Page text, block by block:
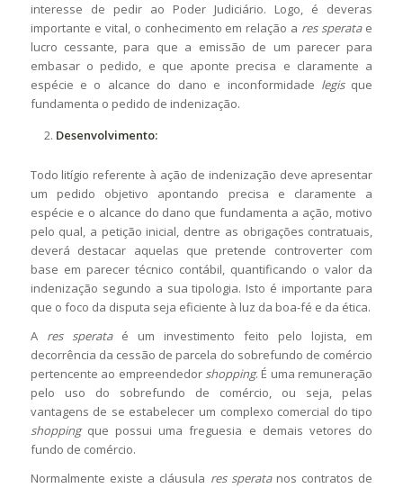
interesse de pedir ao Poder Judiciário. Logo, é deveras
importante e vital, o conhecimento em relação a res sperata e
lucro cessante, para que a emissão de um parecer para
embasar o pedido, e que aponte precisa e claramente a
espécie e o alcance do dano e inconformidade legisque
fundamenta o pedido de indenização.
Desenvolvimento:
Todo litígio referente à ação de indenização deve apresentar
um pedido objetivo apontando precisa e claramente a
espécie e o alcance do dano que fundamenta a ação, motivo
pelo qual, a petição inicial, dentre as obrigações contratuais,
deverá destacar aquelas que pretende controverter com
base em parecer técnico contábil, quantificando o valor da
indenização segundo a sua tipologia. Isto é importante para
que o foco da disputa seja eficiente à luz da boa-fé e da ética.
A res sperataé um investimento feito pelo lojista, em
decorrência da cessão de parcela do sobrefundo de comércio
pertencente ao empreendedor shopping. É uma remuneração
pelo uso do sobrefundo de comércio, ou seja, pelas
vantagens de se estabelecer um complexo comercial do tipo
shoppingque possui uma freguesia e demais vetores do
fundo de comércio.
Normalmente existe a cláusula res speratanos contratos de